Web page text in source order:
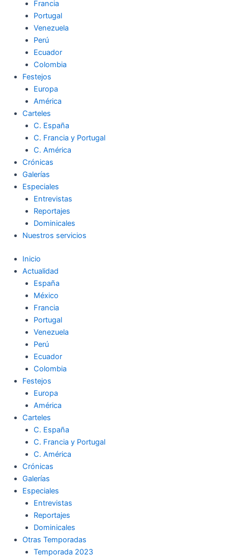
Francia
Portugal
Venezuela
Perú
Ecuador
Colombia
Festejos
Europa
América
Carteles
C. España
C. Francia y Portugal
C. América
Crónicas
Galerías
Especiales
Entrevistas
Reportajes
Dominicales
Nuestros servicios
Inicio
Actualidad
España
México
Francia
Portugal
Venezuela
Perú
Ecuador
Colombia
Festejos
Europa
América
Carteles
C. España
C. Francia y Portugal
C. América
Crónicas
Galerías
Especiales
Entrevistas
Reportajes
Dominicales
Otras Temporadas
Temporada 2023